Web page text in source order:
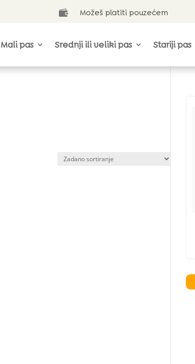
 Možeš platiti pouzećem
Mali pas Srednji ili veliki pas Stariji pas